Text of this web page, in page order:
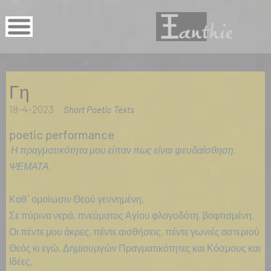
Γη
18-4-2023 Short Poetic Texts
poetic performance
Η πραγματικότητα μου είπαν πως είναι ψευδαίσθηση.
ΨΕΜΑΤΑ.
Καθ΄ ομοίωσιν Θεού γεννημένη,
Σε πύρινα νερά, πνεύματος Αγίου φλογοδότη, βαφτισμένη,
Οι πέντε μου άκρες, πέντε αισθήσεις, πέντε γωνιές αστεριού
Θεός κι εγώ, Δημιουργών Πραγματικότητες και Κόσμους και
Ιδέες.